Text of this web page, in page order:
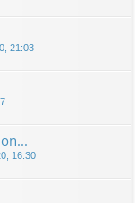
21:03
16:30